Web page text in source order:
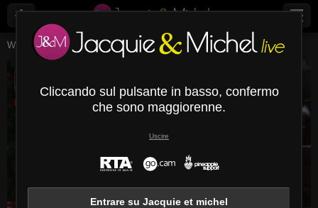
Webcam Live Giovani Donne Innamiracle
Disconnesso
Cliccando sul pulsante in basso, confermo
che sono maggiorenne.
Uscire
Entrare su Jacquie et michel